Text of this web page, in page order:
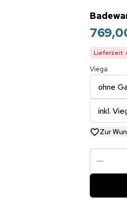
Lieferzeit:
Viega
ohne
inkl.
Zur